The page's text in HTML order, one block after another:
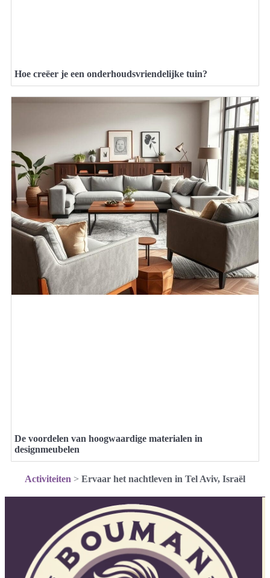
Hoe creëer je een onderhoudsvriendelijke tuin?
De voordelen van hoogwaardige materialen in
designmeubelen
Activiteiten > Ervaar het nachtleven in Tel Aviv, Israël